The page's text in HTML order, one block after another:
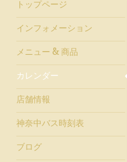
トップページ
インフォメーション
メニュー & 商品
カレンダー
店舗情報
神奈中バス時刻表
ブログ